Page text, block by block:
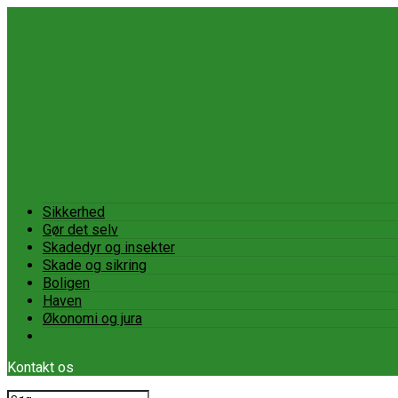
Sikkerhed
Gør det selv
Skadedyr og insekter
Skade og sikring
Boligen
Haven
Økonomi og jura
Kontakt os